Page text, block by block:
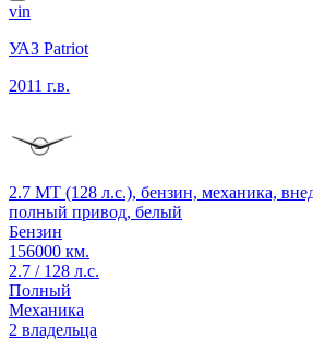
vin
УАЗ Patriot
2011 г.в.
2.7 MT (128 л.с.), бензин, механика,
полный привод, белый
Бензин
156000 км.
2.7 / 128 л.с.
Полный
Механика
2 владельца